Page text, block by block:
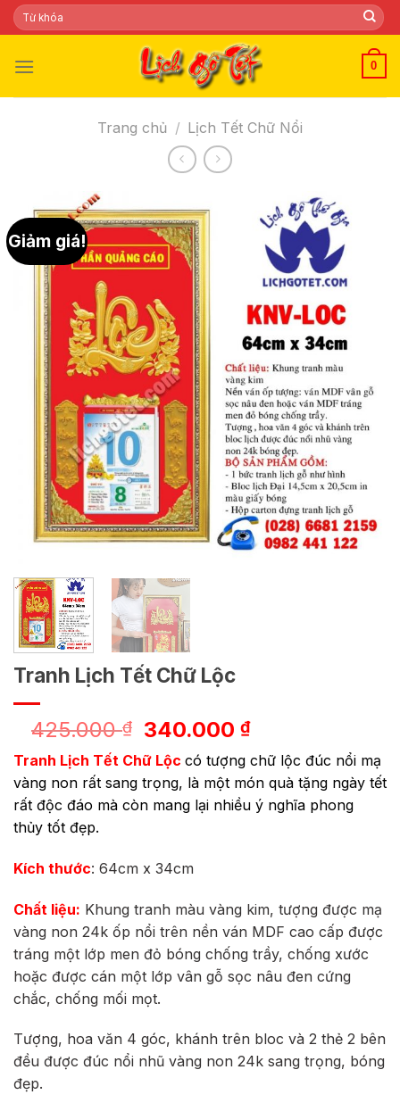
Skip
to
Tìm
kiếm:
0
Trang chủ / Lịch Tết Chữ Nổi
Giảm giá!
Tranh Lịch Tết Chữ Lộc
425.000₫
Giá
gốc
là:
425.000 ₫.
340.000₫Giá
hiện
tại
là:
340.000 ₫.
Tranh Lịch Tết Chữ Lộc có tượng chữ lộc đúc nổi mạ
vàng non rất sang trọng, là một món quà tặng ngày tết
rất độc đáo mà còn mang lại nhiều ý nghĩa phong
thủy tốt đẹp.
Kích thước: 64cm x 34cm
Chất liệu: Khung tranh màu vàng kim, tượng được mạ
vàng non 24k ốp nổi trên nền ván MDF cao cấp được
tráng một lớp men đỏ bóng chống trầy, chống xước
hoặc được cán một lớp vân gỗ sọc nâu đen cứng
chắc, chống mối mọt.
Tượng, hoa văn 4 góc, khánh trên bloc và 2 thẻ 2 bên
đều được đúc nổi nhũ vàng non 24k sang trọng, bóng
đẹp.